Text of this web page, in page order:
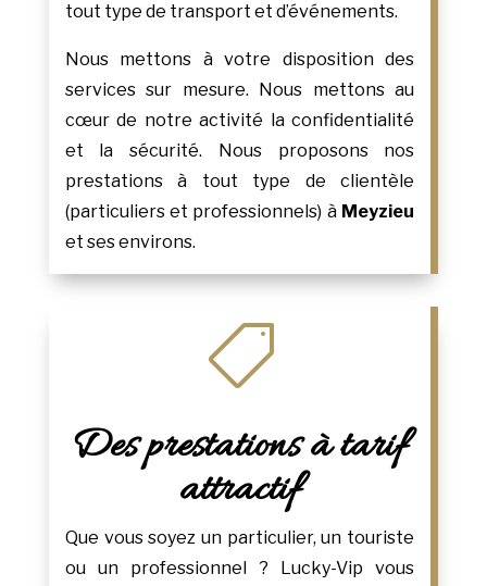
tout type de transport et d’événements.
Nous mettons à votre disposition des
services sur mesure. Nous mettons au
cœur de notre activité la confidentialité
et la sécurité. Nous proposons nos
prestations à tout type de clientèle
(particuliers et professionnels) à Meyzieu
et ses environs.

Des prestations à tarif
attractif
Que vous soyez un particulier, un touriste
ou un professionnel ? Lucky-Vip vous